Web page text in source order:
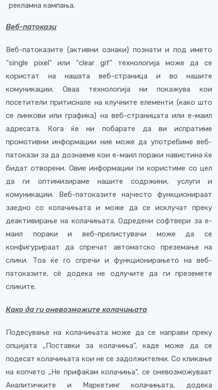
рекламна кампања.
Веб-патокази
Веб-патоказите (активни ознаки) познати и под името
“single pixel” или “clear gif” технологија може да се
користат на нашата веб-страница и во нашите
комуникации. Оваа технологија ни покажува кои
посетители притиснале на клучните елементи (како што
се линкови или графика) на веб-страницата или е-маил
адресата. Кога ќе ни побарате да ви испратиме
промотивни информации ние може да употребиме веб-
патокази за да дознаеме кои е-маил пораки навистина ќе
бидат отворени. Овие информации ги користиме со цел
да ги оптимизираме нашите содржини, услуги и
комуникации. Веб-патоказите најчесто функционираат
заедно со колачињата и може да се исклучат преку
деактивирање на колачињата. Одредени софтвери за е-
маил пораки и веб-прелистувачи може да се
конфигурираат да спречат автоматско преземање на
слики. Тоа ќе го спречи и функционирањето на веб-
патоказите, сè додека не одлучите да ги преземете
сликите.
Како да ги оневозможите колачињата
Подесување на колачињата може да се направи преку
опцијата „Поставки за колачиња“, каде може да се
подесат колачињата кои не се задолжителни. Со кликање
на копчето „Не прифаќам колачиња“, се оневозможуваат
Аналитичките и Маркетинг колачињата, додека